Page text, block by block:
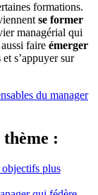
formations.
se former
managérial qui
faire émerger
et s’appuyer sur
du manager
:
objectifs plus